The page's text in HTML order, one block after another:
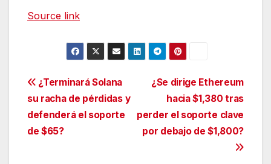
Source link
Navegación
de
entradas
¿Se dirige Ethereum
hacia $1,380 tras
perder el soporte clave
por debajo de $1,800?
¿Terminará Solana
su racha de pérdidas y
defenderá el soporte
de $65?